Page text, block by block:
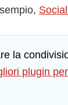
la
plugin